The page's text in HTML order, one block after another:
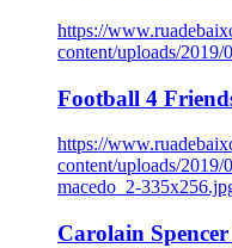
https://
content/uploads/
Football 4
https://
content/uploads/2019/
macedo_2-
Carolain